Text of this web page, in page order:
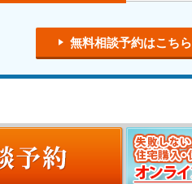
無料相談予約はこちら